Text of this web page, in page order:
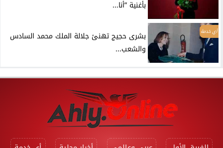
بأغنية ”أنا...
أي خدمة
بشرى حجيج تهنئ جلالة الملك محمد السادس
والشعب...